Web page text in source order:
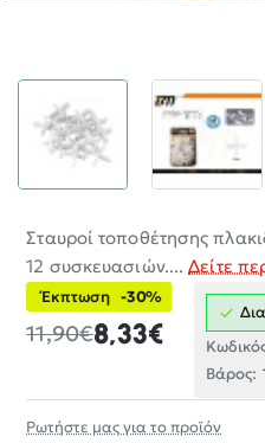
Σταυροί τοποθέτησης
12 συσκευασιών....Δείτε
Έκπτωση -30%
8,33€
11,90€
Βάρος:
Ρωτήστε μας για το προϊόν